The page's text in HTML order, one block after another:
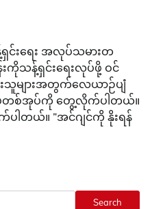
င်းရေး အလုပ်သမားတ
သန့်ရှင်းရေးလုပ်ဖို့ ဝင်
များအတွက်လေယာဉ်ပျံ
တစ်အုပ်ကို တွေ့လိုက်ပါတယ်။
တယ်။ ”အင်ဂျင်ကို နိုးရန်
Search